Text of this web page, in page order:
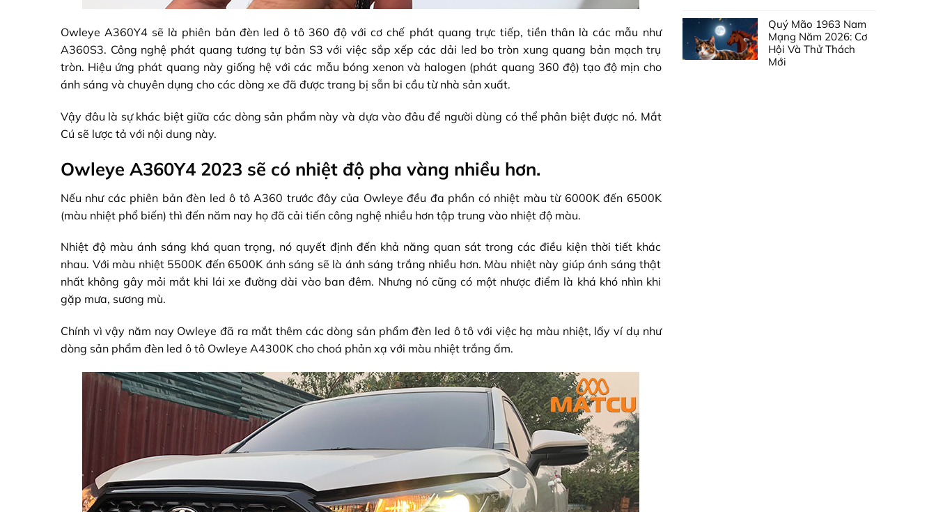
Owleye A360Y4 sẽ là phiên bản đèn led ô tô 360 độ với cơ chế phát quang trực tiếp, tiền thân là các mẫu như
A360S3. Công nghệ phát quang tương tự bản S3 với việc sắp xếp các dải led bo tròn xung quang bản mạch trụ
tròn. Hiệu ứng phát quang này giống hệ với các mẫu bóng xenon và halogen (phát quang 360 độ) tạo độ mịn cho
ánh sáng và chuyên dụng cho các dòng xe đã được trang bị sẵn bi cầu từ nhà sản xuất.
Vậy đâu là sự khác biệt giữa các dòng sản phẩm này và dựa vào đâu để người dùng có thể phân biệt được nó. Mắt
Cú sẽ lược tả với nội dung này.
Owleye A360Y4 2023 sẽ có nhiệt độ pha vàng nhiều hơn.
Nếu như các phiên bản đèn led ô tô A360 trước đây của Owleye đều đa phần có nhiệt màu từ 6000K đến 6500K
(màu nhiệt phổ biến) thì đến năm nay họ đã cải tiến công nghệ nhiều hơn tập trung vào nhiệt độ màu.
Nhiệt độ màu ánh sáng khá quan trọng, nó quyết định đến khả năng quan sát trong các điều kiện thời tiết khác
nhau. Với màu nhiệt 5500K đến 6500K ánh sáng sẽ là ánh sáng trắng nhiều hơn. Màu nhiệt này giúp ánh sáng thật
nhất không gây mỏi mắt khi lái xe đường dài vào ban đêm. Nhưng nó cũng có một nhược điểm là khá khó nhìn khi
gặp mưa, sương mù.
Chính vì vậy năm nay Owleye đã ra mắt thêm các dòng sản phẩm đèn led ô tô với việc hạ màu nhiệt, lấy ví dụ như
dòng sản phẩm đèn led ô tô Owleye A4300K cho choá phản xạ với màu nhiệt trắng ấm.
Quý Mão 1963 Nam
Mạng Năm 2026: Cơ
Hội Và Thử Thách
Mới